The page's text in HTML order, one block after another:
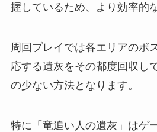
握しているため、より効率的
周回プレイでは各エリアのボ
応する遺灰をその都度回収し
の少ない方法となります。
特に「竜追い人の遺灰」はゲ